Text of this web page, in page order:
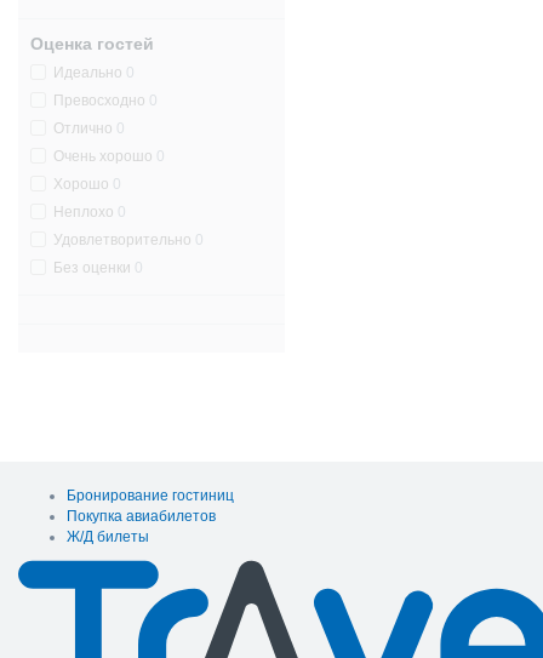
Оценка гостей
Идеально 0
Превосходно 0
Отлично 0
Очень хорошо 0
Хорошо 0
Неплохо 0
Удовлетворительно 0
Без оценки 0
Бронирование гостиниц
Покупка авиабилетов
Ж/Д билеты